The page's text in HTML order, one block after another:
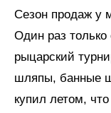
Сезон продаж у
Один раз
рыцарский
шляпы, банные
купил летом,